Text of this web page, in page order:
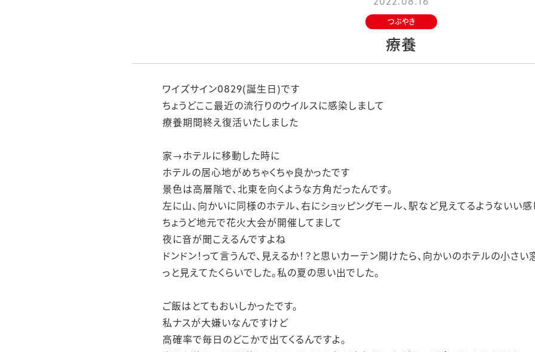
2022.08.16
つぶやき
療養
ワイズサイン0829(誕生日)です
ちょうどここ最近の流行りのウイルスに感染しまして
療養期間終え復活いたしました
家→ホテルに移動した時に
ホテルの居心地がめちゃくちゃ良かったです
景色は高層階で、北東を向くような方角だったんです。
左に山、向かいに同様のホテル、右にショッピングモール、駅など見えてるようないい
ちょうど地元で花火大会が開催してまして
夜に音が聞こえるんですよね
ドンドン！って言うんで、見えるか！？と思いカーテン開けたら、向かいのホテルの小さ
っと見えてたくらいでした。私の夏の思い出でした。
ご飯はとてもおいしかったです。
私ナスが大嫌いなんですけど
高確率で毎日のどこかで出てくるんですよ。